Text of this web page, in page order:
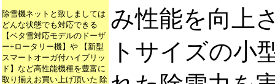
除雪機ネットと致しましては
どんな状態でも対応できる
【ベタ雪対応モデルのドーザ
ー+ロータリー機】や 【新型
スマートオーガ付ハイブリッ
ド】など高性能機種を豊富に
取り揃えお買い上げ頂いた 除
み性能を向上
トサイズの小